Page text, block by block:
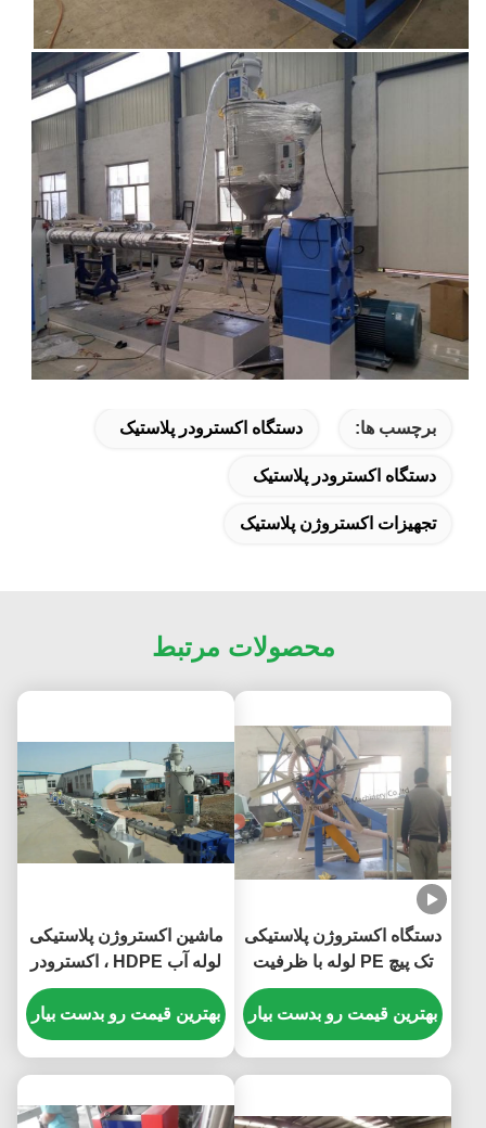
برچسب ها: دستگاه اکسترودر پلاستیک
دستگاه اکسترودر پلاستیک
تجهیزات اکستروژن پلاستیک
محصولات مرتبط
دستگاه اکستروژن پلاستیکی
تک پیچ PE لوله با ظرفیت
بالا
بهترین قیمت رو بدست بیار
ماشین اکستروژن پلاستیکی
لوله آب HDPE ، اکسترودر
لوله زهکشی PP
بهترین قیمت رو بدست بیار